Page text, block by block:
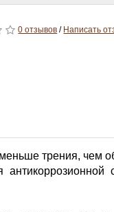
0 отзывов / Написать
трения, чем